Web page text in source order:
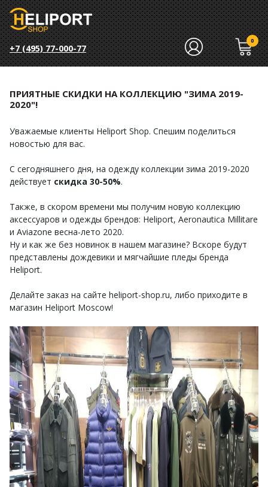
+7 (495) 77-000-77
0
ПРИЯТНЫЕ СКИДКИ НА КОЛЛЕКЦИЮ "ЗИМА 2019-
2020"!
Уважаемые клиенты Heliport Shop. Спешим поделиться
новостью для вас.
С сегодняшнего дня, на одежду коллекции зима 2019-2020
действует скидка 30-50%.
Также, в скором времени мы получим новую коллекцию
аксессуаров и одежды брендов: Heliport, Aeronautica Millitare
и Aviazone весна-лето 2020.
Ну и как же без новинок в нашем магазине? Вскоре будут
представлены дождевики и мягчайшие пледы бренда
Heliport.
Делайте заказ на сайте heliport-shop.ru, либо приходите в
магазин Heliport Moscow!